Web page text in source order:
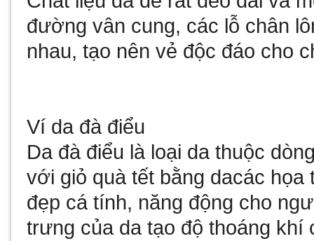
đường vân cung, các lỗ chân
nhau, tạo nên vẻ độc đáo cho
Ví da đà điểu
Da đà điểu là loại da thuộc
với giỏ quà tết bằng dacác họa
đẹp cá tính, năng động cho
trưng của da tạo độ thoáng khí